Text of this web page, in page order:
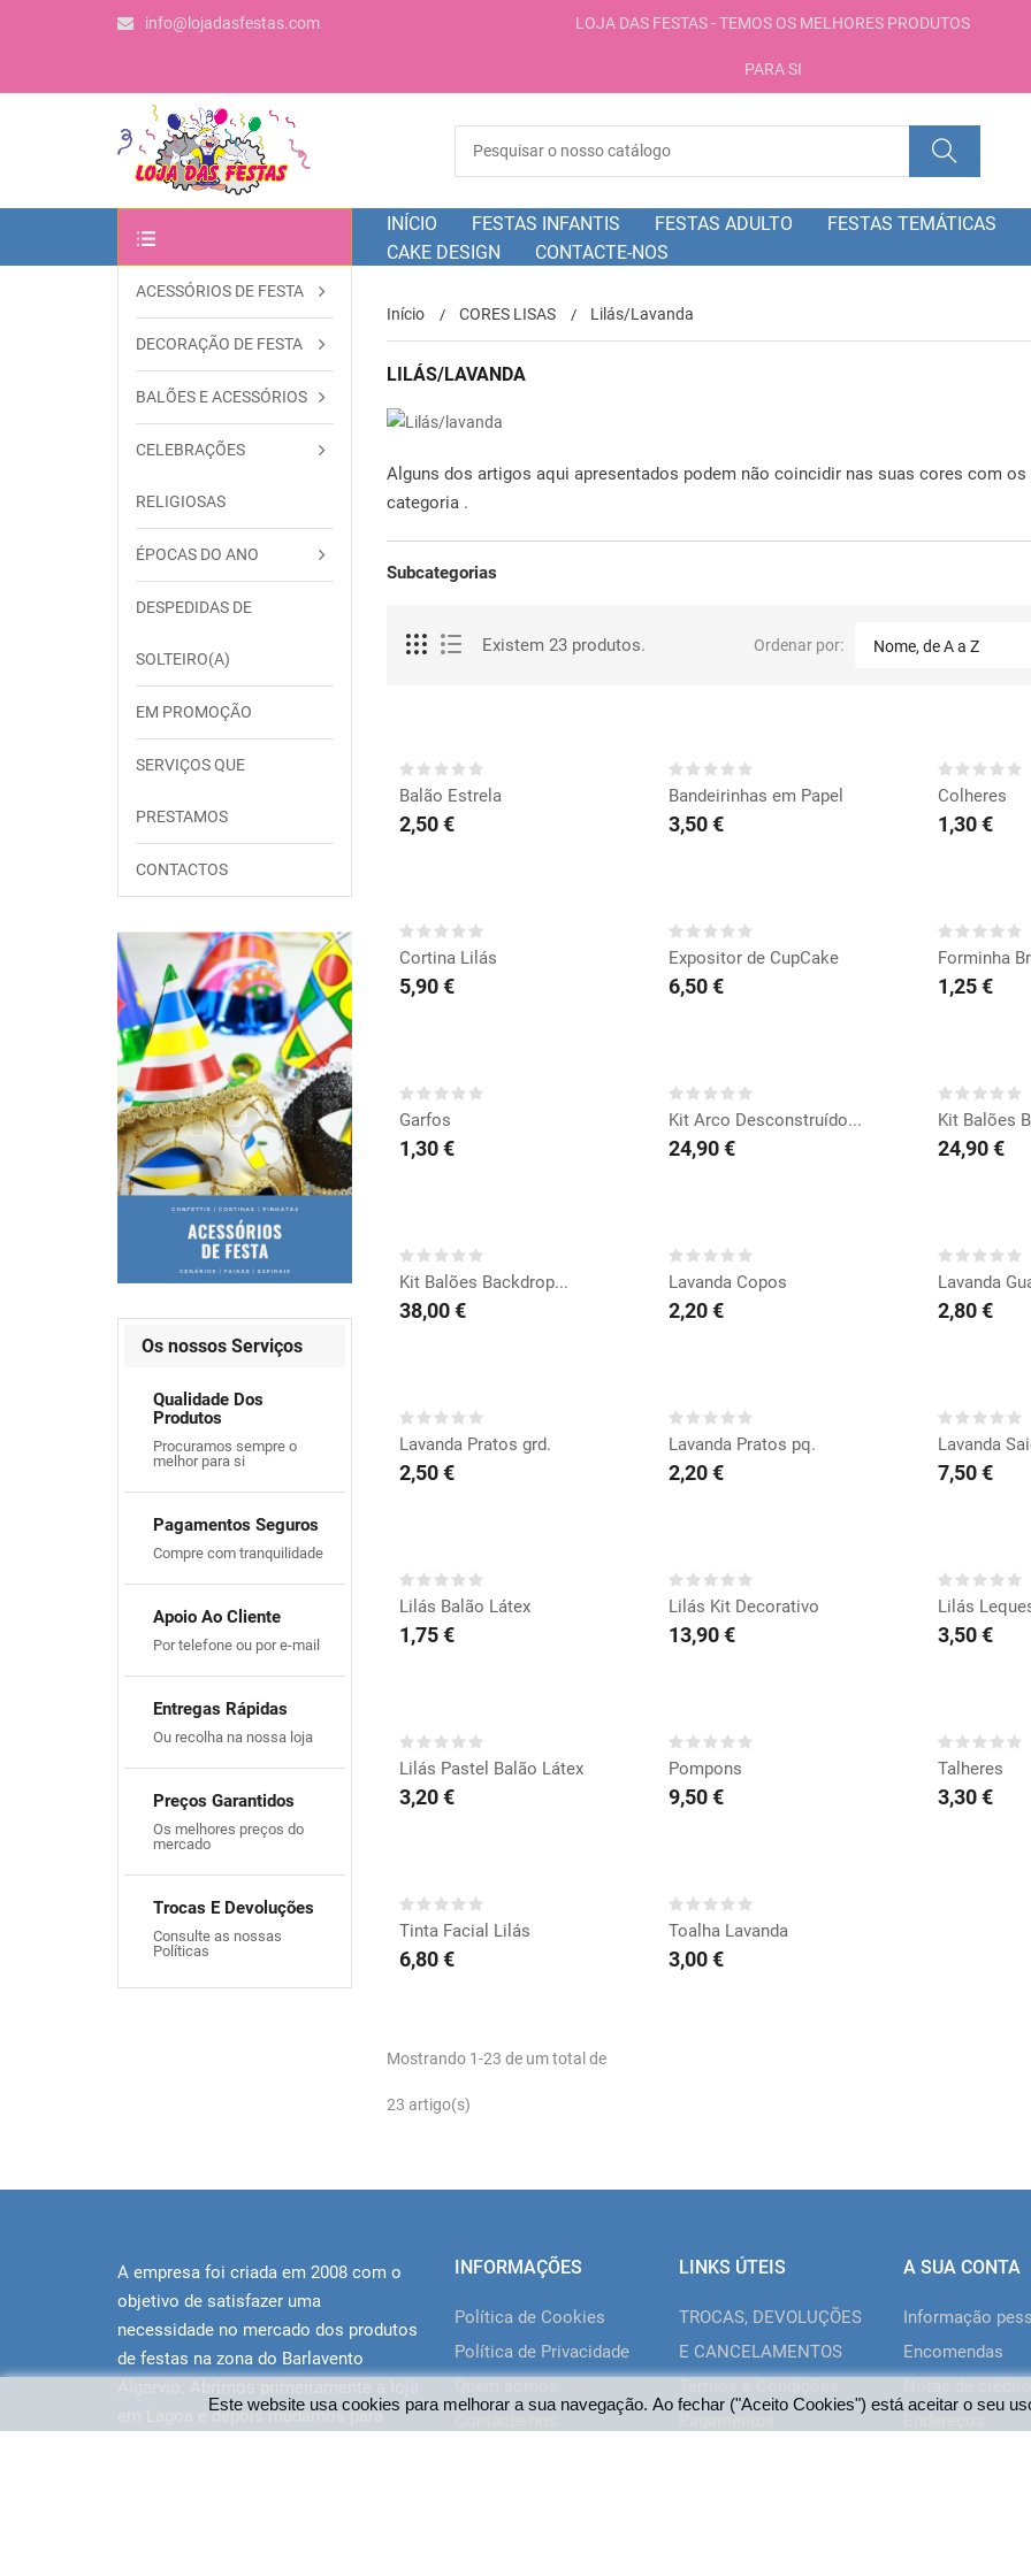
Este website usa cookies para melhorar a sua navegação. Ao fechar ("Aceito Cookies") está aceitar o seu
info@lojadasfestas.com LOJA DAS FESTAS - TEMOS OS MELHORES PRODUTOS
PARA SI
INÍCIO FESTAS INFANTIS FESTAS ADULTO FESTAS TEMÁTICAS
CAKE DESIGN
CONTACTE-NOS
OUTRAS CATEGORIAS
ACESSÓRIOS DE FESTA
DECORAÇÃO DE FESTA
BALÕES E ACESSÓRIOS
CELEBRAÇÕES
RELIGIOSAS
ÉPOCAS DO ANO
DESPEDIDAS DE
SOLTEIRO(A)
EM PROMOÇÃO
SERVIÇOS QUE
PRESTAMOS
CONTACTOS
Os nossos Serviços
Qualidade Dos
Produtos
Procuramos sempre o
melhor para si
Pagamentos Seguros
Compre com tranquilidade
Apoio Ao Cliente
Por telefone ou por e-mail
Entregas Rápidas
Ou recolha na nossa loja
Preços Garantidos
Os melhores preços do
mercado
Trocas E Devoluções
Consulte as nossas
Políticas
Início CORES LISAS Lilás/Lavanda
LILÁS/LAVANDA
Alguns dos artigos aqui apresentados podem não coincidir nas suas cores com os
categoria .
Subcategorias
Existem 23 produtos. Nome, de A a Z
Ordenar por:
Balão Estrela
2,50 €
Bandeirinhas em Papel
3,50 €
Colheres
1,30 €
Cortina Lilás
5,90 €
Expositor de CupCake
6,50 €
Forminha
1,25 €
Garfos
1,30 €
Kit Arco Desconstruído...
24,90 €
Kit Balões
24,90 €
Kit Balões Backdrop...
38,00 €
Lavanda Copos
2,20 €
Lavanda
2,80 €
Lavanda Pratos grd.
2,50 €
Lavanda Pratos pq.
2,20 €
Lavanda
7,50 €
Lilás Balão Látex
1,75 €
Lilás Kit Decorativo
13,90 €
Lilás
3,50 €
Lilás Pastel Balão Látex
3,20 €
Pompons
9,50 €
Talheres
3,30 €
Tinta Facial Lilás
6,80 €
Toalha Lavanda
3,00 €
Mostrando 1-23 de um total de
23 artigo(s)
A empresa foi criada em 2008 com o
objetivo de satisfazer uma
necessidade no mercado dos produtos
de festas na zona do Barlavento
em Lagoa e depois mudamos para
INFORMAÇÕES
Política de Cookies
Política de Privacidade
LINKS ÚTEIS
TROCAS, DEVOLUÇÕES
E CANCELAMENTOS
Pagamentos
A SUA CONTA
Informação
Encomendas